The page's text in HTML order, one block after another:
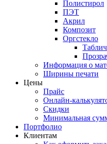
Полистирол
ПЭТ
Акрил
Композит
Оргстекло
Информация о
Ширины печати
Цены
Прайс
Онлайн-
Скидки
Минимальная
Портфолио
Клиентам